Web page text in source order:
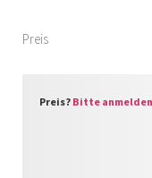
Preis
Preis? Bitte